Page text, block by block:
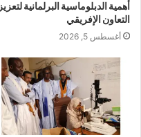
أهمية الدبلوماسية البرلمانية لتعزيز
التعاون الإفريقي
أغسطس 5, 2026